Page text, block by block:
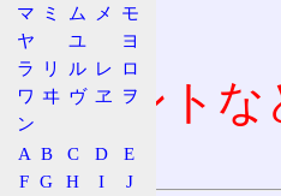
コメントな
マ ミ ム メ
モ
ヤ
ユ
ヨ
ラ
リ ル レ ロ
ワ ヰ ヴ ヱ
ヲ
ン
A B C D
E
F G H I
J